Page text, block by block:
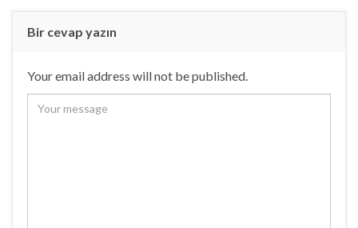
Bir cevap yazın
Your email address will not be published.